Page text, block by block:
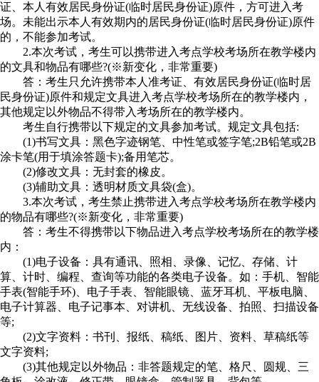
证、本人有效居民身份证(临时居民身份证)原件，方可进入考
场。未能出示本人有效期内的居民身份证(临时居民身份证)原件
的，不能参加考试。
2.本次考试，考生可以携带进入考点学校考场所在教学楼内
的文具和物品有哪些?(※新变化，非常重要)
答：考生只允许携带本人准考证、有效居民身份证(临时居
民身份证)原件和规定文具进入考点学校考场所在的教学楼内，
其他规定以外物品不得带入考场所在的教学楼内。
考生自行携带以下规定的文具参加考试。规定文具包括:
(1)书写文具：黑色字迹钢笔、中性笔或签字笔;2B铅笔或2B
涂卡笔(用于填涂答题卡);备用笔芯。
(2)修改文具：无封套的橡皮。
(3)辅助文具：透明材质文具袋(盒)。
3.本次考试，考生禁止携带进入考点学校考场所在教学楼内
的物品有哪些?(※新变化，非常重要)
答：考生不得携带以下物品进入考点学校考场所在的教学楼
内：
(1)电子设备：具有通讯、照相、录像、记忆、存储、计
算、计时、编程、查询等功能的各类电子设备。如：手机、智能
手表(智能手环)、电子手表、智能眼镜、蓝牙耳机、平板电脑、
电子计算器、电子记事本、对讲机、无线设备、拍照、扫描设备
等;
(2)文字资料：书刊、报纸、稿纸、图片、资料、草稿纸等
文字资料;
(3)其他规定以外物品：非答题规定的笔、格尺、圆规、三